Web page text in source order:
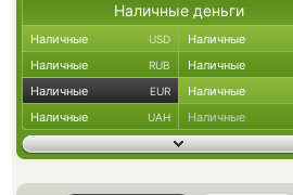
Наличные деньги
Наличные USD Наличные
Наличные RUB Наличные
Наличные EUR Наличные
Наличные UAH Наличные